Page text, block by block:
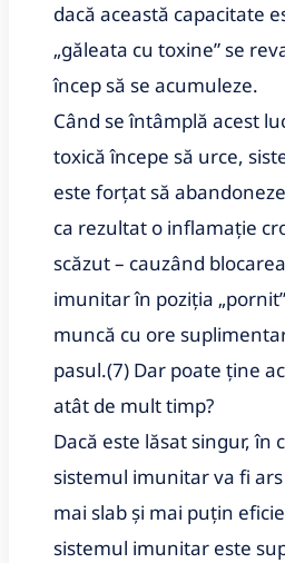
dacă această capacitate
„găleata cu toxine” se
încep să se acumuleze.
Când se întâmplă acest
toxică începe să urce,
este forțat să
ca rezultat o inflamație
scăzut – cauzând
imunitar în poziția
muncă cu ore
pasul.(7) Dar poate ține
atât de mult timp?
Dacă este lăsat singur, în
sistemul imunitar va fi
mai slab și mai puțin
sistemul imunitar este